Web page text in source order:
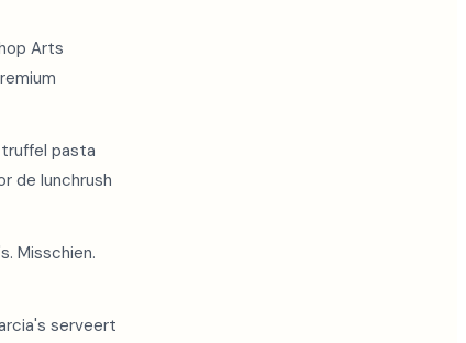
Arts
pasta
de lunchrush
Misschien.
serveert